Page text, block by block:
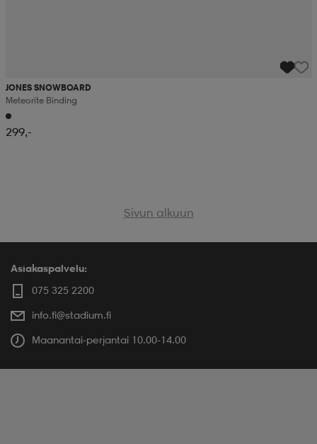
JONES SNOWBOARD
Meteorite Binding
299,-
Sivun alkuun
Asiakaspalvelu:
075 325 2200
info.fi@stadium.fi
Maanantai-perjantai 10.00-14.00